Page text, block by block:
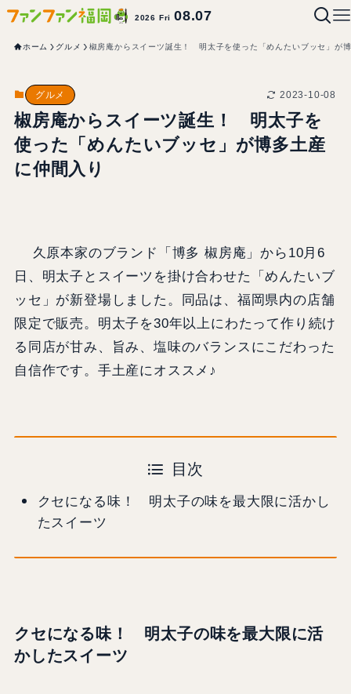
2026 Fri08.07
ホーム グルメ 椒房庵からスイーツ誕生！ 明太子を使った「めんたいブッセ」が
グルメ 2023-10-08
椒房庵からスイーツ誕生！ 明太子を
使った「めんたいブッセ」が博多土産
に仲間入り
久原本家のブランド「博多 椒房庵」から10月6
日、明太子とスイーツを掛け合わせた「めんたいブ
ッセ」が新登場しました。同品は、福岡県内の店舗
限定で販売。明太子を30年以上にわたって作り続け
る同店が甘み、旨み、塩味のバランスにこだわった
自信作です。手土産にオススメ♪
目次
クセになる味！ 明太子の味を最大限に活かし
たスイーツ
クセになる味！ 明太子の味を最大限に活
かしたスイーツ